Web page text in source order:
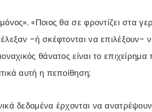
«Ποιος θα σε φροντίζει στα
-ή σκέφτονται να επιλέξουν-
θάνατος είναι το
αυτή η πεποίθηση;
δεδομένα έρχονται να